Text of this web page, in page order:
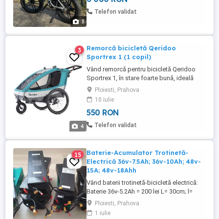
3
exclusivist Confort excelent datorită șeii
Telefon validat
4
3
Remorcă bicicletă Qeridoo
Sportrex 1 (1 copil)
Vând remorcă pentru bicicletă Qeridoo
Sportrex 1, în stare foarte bună, ideală
pentru plimbări în siguranță cu copilul.
Model premium, ușor, stabil și confortabil,
potrivit pentru un copil. Poate fi folosită
ca: * Remorcă pentru bicicletă * Cărucior
de plimbare (roată frontală inclusă) Dotări:
Ploiesti, Prahova
10 iulie
550 RON
Telefon validat
15
Baterie-Acumulator Trotinetă-
Electrică 36v-7.5Ah; 36v-10Ah; 48v-
15A; 48v-18Ahh
Vând baterii trotinetă-bicicletă electrică:
Baterie 36v-5.2Ah = 200 lei L= 30cm; l=
7cm; h= 4cm Baterie 36v-7.5Ah = 300 lei L=
30cm; l= 7cm; h= 4cm Baterie 36v-10Ah =
Ploiesti, Prahova
1 iulie